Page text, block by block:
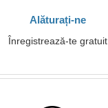
Alăturați-ne
Înregistrează-te gratuit